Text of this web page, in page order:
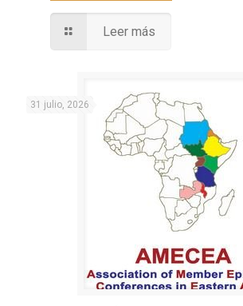
Leer más
31 julio, 2026